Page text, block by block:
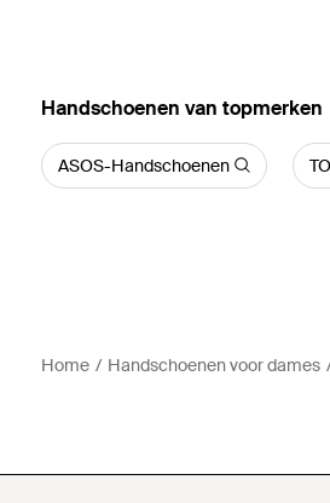
‪Handschoenen‬ van topmerken
ASOS-Handschoenen
Home Handschoenen voor dames